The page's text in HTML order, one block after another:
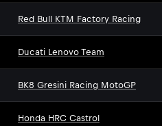
Red Bull KTM Factory Racing
Ducati Lenovo Team
BK8 Gresini Racing MotoGP
Honda HRC Castrol